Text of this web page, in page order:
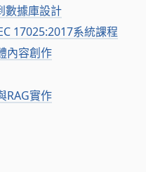
數據庫設計
17025:2017系統課程
內容創作
RAG實作